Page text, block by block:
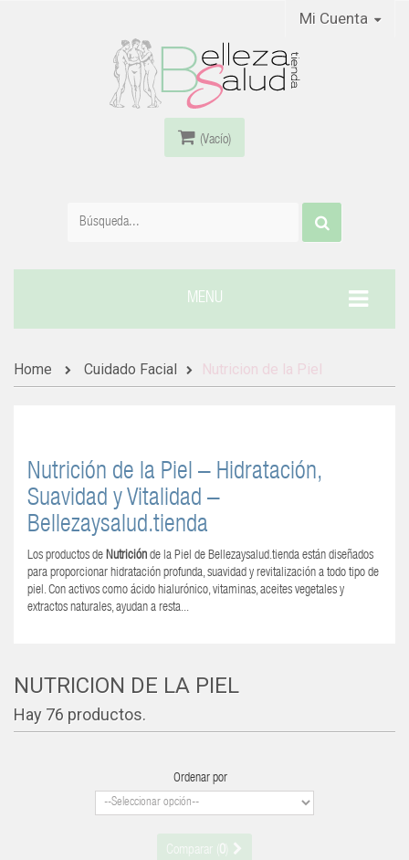
Mi Cuenta
(Vacío)
MENU
Home Cuidado Facial Nutricion de la Piel
Nutrición de la Piel – Hidratación,
Suavidad y Vitalidad –
Bellezaysalud.tienda
Los productos de Nutrición de la Piel de Bellezaysalud.tienda están diseñados
para proporcionar hidratación profunda, suavidad y revitalización a todo tipo de
piel. Con activos como ácido hialurónico, vitaminas, aceites vegetales y
extractos naturales, ayudan a resta...
NUTRICION DE LA PIEL
Hay 76 productos.
Ordenar por
Comparar ( 0